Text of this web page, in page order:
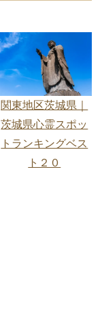
関東地区茨城県｜
茨城県心霊スポッ
トランキングベス
ト２０